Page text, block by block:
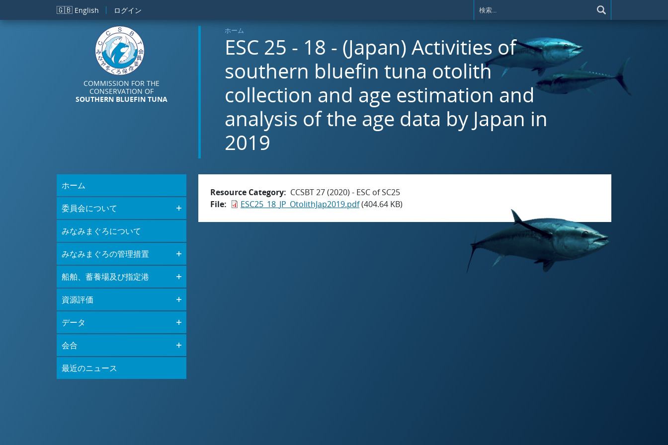
メインコンテンツに移動
🇬🇧 English ログイン
COMMISSION FOR THE
CONSERVATION OF
SOUTHERN BLUEFIN TUNA
ホーム
ESC 25 - 18 - (Japan) Activities of
southern bluefin tuna otolith
collection and age estimation and
analysis of the age data by Japan in
2019
ホーム
委員会について
みなみまぐろについて
みなみまぐろの管理措置
船舶、蓄養場及び指定港
資源評価
データ
会合
最近のニュース
Resource Category
CCSBT 27 (2020) - ESC of SC25
File
ESC25_18_JP_OtolithJap2019.pdf(404.64 KB)